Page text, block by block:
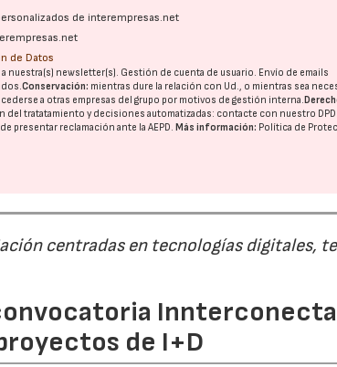
de interempresas.net
de Datos
nuestra(s) newsletter(s). Gestión de cuenta de usuario. Envío de emails
Conservación: mientras dure la relación con Ud., o mientras sea
a otras empresas del grupo por motivos de gestión interna.
tratatamiento y decisiones automatizadas: contacte con nuestro DPD
presentar reclamación ante laAEPD. Más información: Política de
centradas en tecnologías digitales,
Innterconecta
de I+D